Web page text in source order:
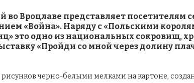
Вроцлаве представляет посетителям
«Война». Наряду с «Польскими
это одно из национальных сокровищ,
«Пройди со мной через долину
рисунков черно-белыми мелками на картоне,